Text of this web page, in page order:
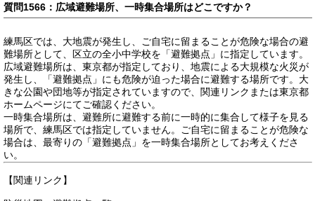
質問1566：広域避難場所、一時集合場所はどこですか？
練馬区では、大地震が発生し、ご自宅に留まることが危険な場合の避
難場所として、区立の全小中学校を「避難拠点」に指定しています。
広域避難場所は、東京都が指定しており、地震による大規模な火災が
発生し、「避難拠点」にも危険が迫った場合に避難する場所です。大
きな公園や団地等が指定されていますので、関連リンクまたは東京都
ホームページにてご確認ください。
一時集合場所は、避難所に避難する前に一時的に集合して様子を見る
場所で、練馬区では指定していません。ご自宅に留まることが危険な
場合は、最寄りの「避難拠点」を一時集合場所としてお考えくださ
い。
【関連リンク】